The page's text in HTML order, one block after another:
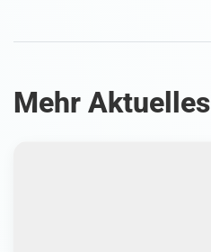
Mehr Aktuelles